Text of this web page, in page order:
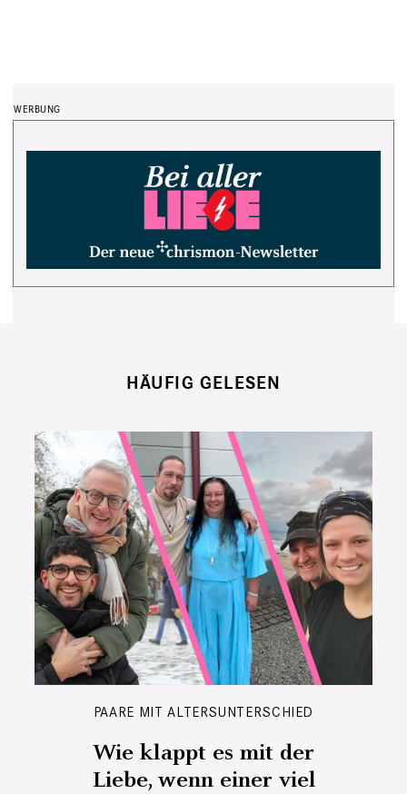
HÄUFIG GELESEN
PAARE MIT ALTERSUNTERSCHIED
Wie klappt es mit der
Liebe, wenn einer viel